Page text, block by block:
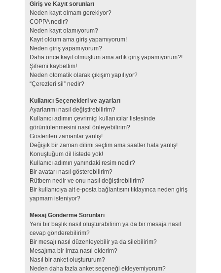
Giriş ve Kayıt sorunları
Neden kayıt olmam gerekiyor?
COPPA nedir?
Neden kayıt olamıyorum?
Kayıt oldum ama giriş yapamıyorum!
Neden giriş yapamıyorum?
Daha önce kayıt olmuştum ama artık giriş yapamıyorum?!
Şifremi kaybettim!
Neden otomatik olarak çıkışım yapılıyor?
“Çerezleri sil” nedir?
Kullanıcı Seçenekleri ve ayarları
Ayarlarımı nasıl değiştirebilirim?
Kullanıcı adımın çevrimiçi kullanıcılar listesinde
görüntülenmesini nasıl önleyebilirim?
Gösterilen zamanlar yanlış!
Değişik bir zaman dilimi seçtim ama saatler hala yanlış!
Konuştuğum dil listede yok!
Kullanıcı adımın yanındaki resim nedir?
Bir avatarı nasıl gösterebilirim?
Rütbem nedir ve onu nasıl değiştirebilirim?
Bir kullanıcıya ait e-posta bağlantısını tıklayınca neden giriş
yapmam isteniyor?
Mesaj Gönderme Sorunları
Yeni bir başlık nasıl oluşturabilirim ya da bir mesaja nasıl
cevap gönderebilirim?
Bir mesajı nasıl düzenleyebilir ya da silebilirim?
Mesajıma bir imza nasıl eklerim?
Nasıl bir anket oluştururum?
Neden daha fazla anket seçeneği ekleyemiyorum?